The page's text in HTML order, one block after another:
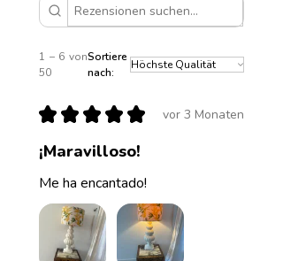
1 – 6 von
50
Sortiere
nach:
★ ★ ★ ★ ★ vor 3 Monaten
¡Maravilloso!
Me ha encantado!